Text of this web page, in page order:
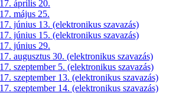
április 20.
május 25.
június 13. (elektronikus szavazás)
június 15. (elektronikus szavazás)
június 29.
augusztus 30. (elektronikus szavazás)
szeptember 5. (elektronikus szavazás)
szeptember 13. (elektronikus szavazás)
szeptember 14. (elektronikus szavazás)